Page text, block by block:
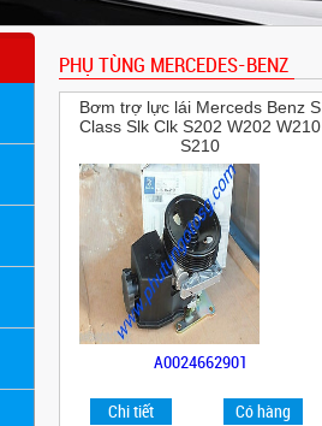
PHỤ TÙNG MERCEDES-BENZ
Bơm trợ lực lái Merceds Benz S
Class Slk Clk S202 W202 W210
S210
A0024662901
Chi tiết Có hàng